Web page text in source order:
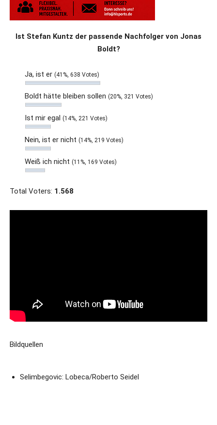
Ist Stefan Kuntz der passende Nachfolger von Jonas
Boldt?
Ja, ist er (41%, 638 Votes)
Boldt hätte bleiben sollen (20%, 321 Votes)
Ist mir egal (14%, 221 Votes)
Nein, ist er nicht (14%, 219 Votes)
Weiß ich nicht (11%, 169 Votes)
Total Voters: 1.568
Bildquellen
Selimbegovic: Lobeca/Roberto Seidel